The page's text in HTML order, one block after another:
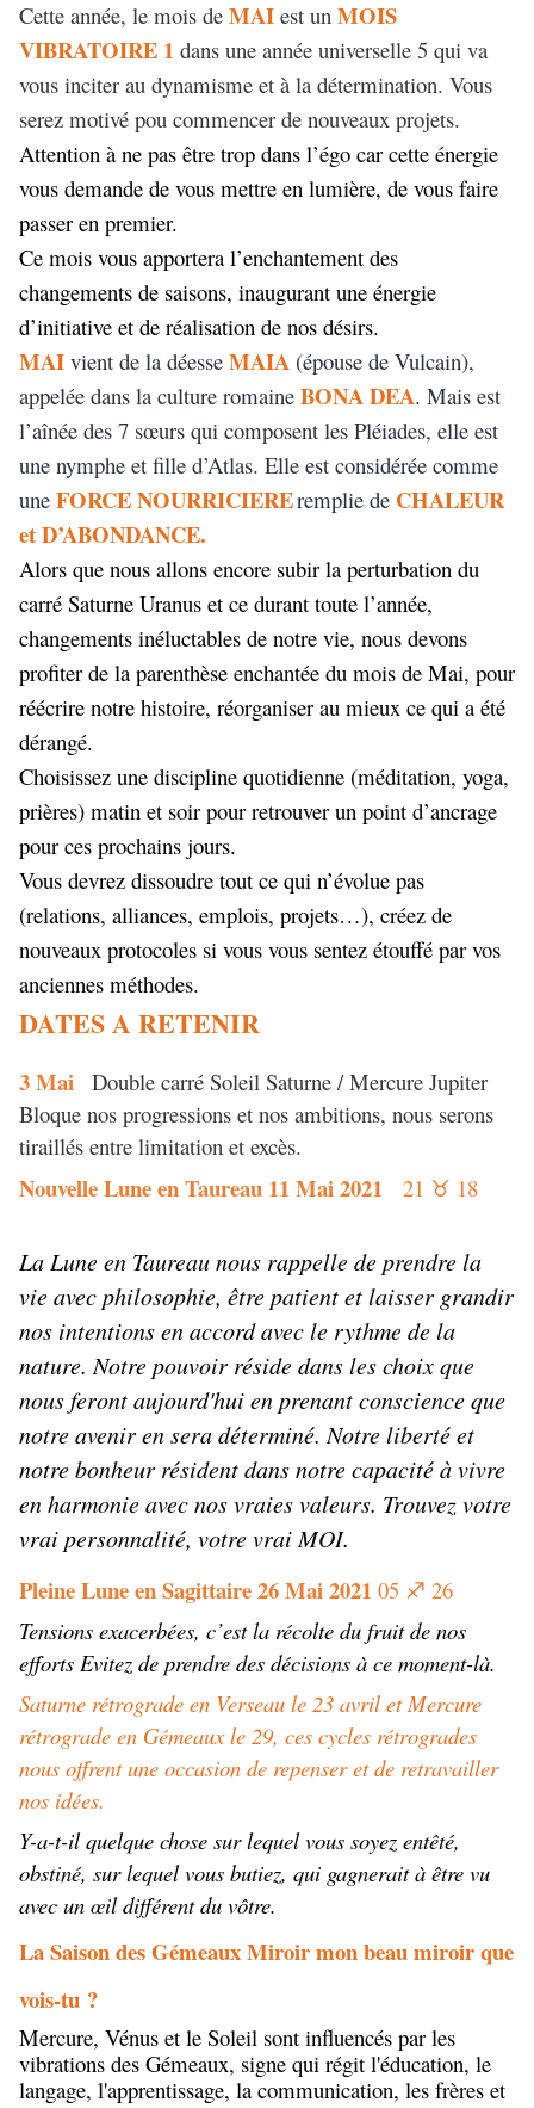
Cette année, le mois de MAI est un MOIS
VIBRATOIRE 1 dans une année universelle 5 qui va
vous inciter au dynamisme et à la détermination. Vous
serez motivé pou commencer de nouveaux projets.
Attention à ne pas être trop dans l’égo car cette énergie
vous demande de vous mettre en lumière, de vous faire
passer en premier.
Ce mois vous apportera l’enchantement des
changements de saisons, inaugurant une énergie
d’initiative et de réalisation de nos désirs.
MAI vient de la déesse MAIA (épouse de Vulcain),
appelée dans la culture romaine BONA DEA. Mais est
l’aînée des 7 sœurs qui composent les Pléiades, elle est
une nymphe et fille d’Atlas. Elle est considérée comme
une FORCE NOURRICIEREremplie de CHALEUR
et D’ABONDANCE.
Alors que nous allons encore subir la perturbation du
carré Saturne Uranus et ce durant toute l’année,
changements inéluctables de notre vie, nous devons
profiter de la parenthèse enchantée du mois de Mai, pour
réécrire notre histoire, réorganiser au mieux ce qui a été
dérangé.
Choisissez une discipline quotidienne (méditation, yoga,
prières) matin et soir pour retrouver un point d’ancrage
pour ces prochains jours.
Vous devrez dissoudre tout ce qui n’évolue pas
(relations, alliances, emplois, projets…), créez de
nouveaux protocoles si vous vous sentez étouffé par vos
anciennes méthodes.
DATES A RETENIR
3 Mai Double carré Soleil Saturne / Mercure Jupiter
Bloque nos progressions et nos ambitions, nous serons
tiraillés entre limitation et excès.
Nouvelle Lune en Taureau 11 Mai 2021 21 ♉ 18
La Lune en Taureau nous rappelle de prendre la
vie avec philosophie, être patient et laisser grandir
nos intentions en accord avec le rythme de la
nature. Notre pouvoir réside dans les choix que
nous feront aujourd'hui en prenant conscience que
notre avenir en sera déterminé. Notre liberté et
notre bonheur résident dans notre capacité à vivre
en harmonie avec nos vraies valeurs. Trouvez votre
vrai personnalité, votre vrai MOI.
Pleine Lune en Sagittaire 26 Mai 2021 05 ♐ 26
Tensions exacerbées, c’est la récolte du fruit de nos
efforts Evitez de prendre des décisions à ce moment-là.
Saturne rétrograde en Verseau le 23 avril et Mercure
rétrograde en Gémeaux le 29, ces cycles rétrogrades
nous offrent une occasion de repenser et de retravailler
nos idées.
Y-a-t-il quelque chose sur lequel vous soyez entêté,
obstiné, sur lequel vous butiez, qui gagnerait à être vu
avec un œil différent du vôtre.
La Saison des Gémeaux Miroir mon beau miroir que
vois-tu ?
Mercure, Vénus et le Soleil sont influencés par les
vibrations des Gémeaux, signe qui régit l'éducation, le
langage, l'apprentissage, la communication, les frères et